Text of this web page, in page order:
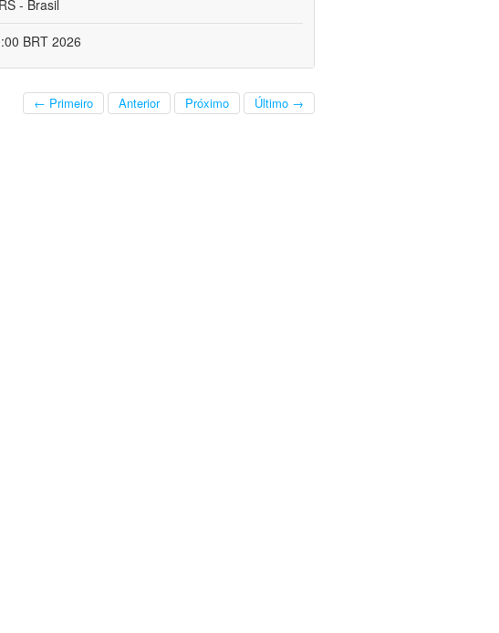
- Brasil
BRT 2026
← Primeiro Anterior Próximo Último →